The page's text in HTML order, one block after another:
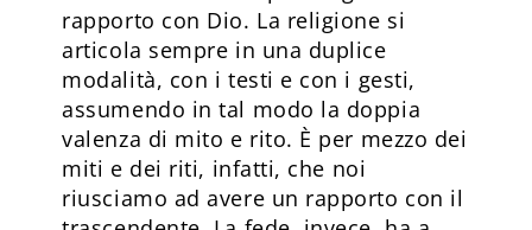
rapporto con Dio. La religione si
articola sempre in una duplice
modalità, con i testi e con i gesti,
assumendo in tal modo la doppia
valenza di mito e rito. È per mezzo dei
miti e dei riti, infatti, che noi
riusciamo ad avere un rapporto con il